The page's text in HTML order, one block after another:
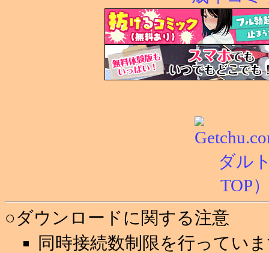
○ダウンロードに関する注意
同時接続数制限を行ってい